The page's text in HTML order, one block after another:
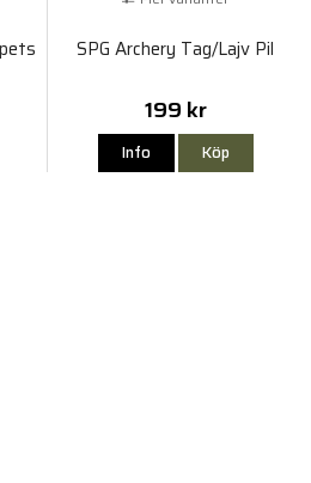
SPG Archery Tag/Lajv Pil
199 kr
Info Köp